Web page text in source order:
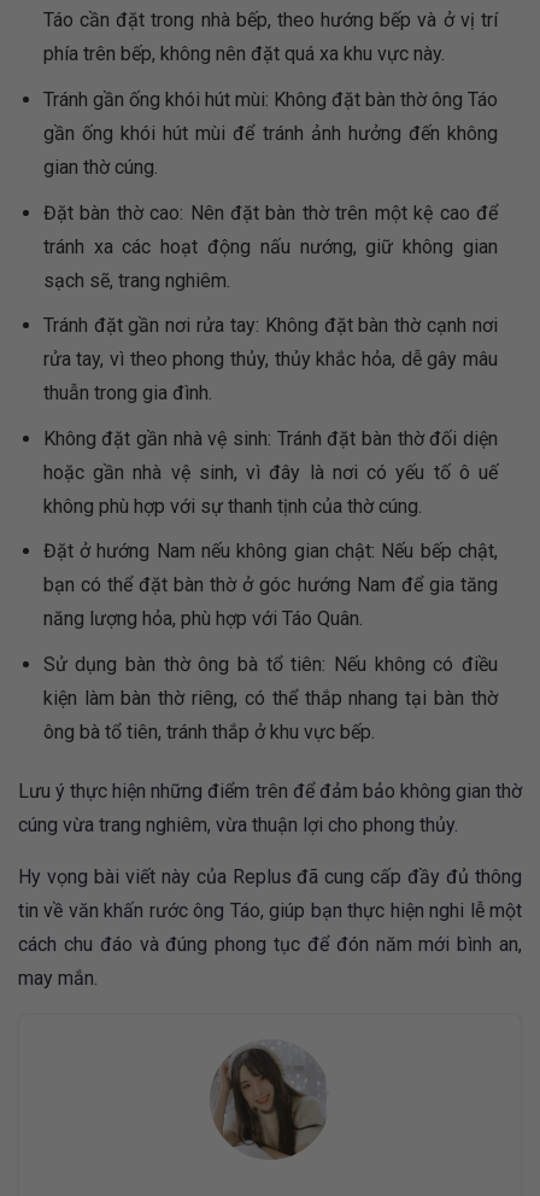
Táo cần đặt trong nhà bếp, theo hướng bếp và ở vị trí
phía trên bếp, không nên đặt quá xa khu vực này.
Tránh gần ống khói hút mùi: Không đặt bàn thờ ông Táo
gần ống khói hút mùi để tránh ảnh hưởng đến không
gian thờ cúng.
Đặt bàn thờ cao: Nên đặt bàn thờ trên một kệ cao để
tránh xa các hoạt động nấu nướng, giữ không gian
sạch sẽ, trang nghiêm.
Tránh đặt gần nơi rửa tay: Không đặt bàn thờ cạnh nơi
rửa tay, vì theo phong thủy, thủy khắc hỏa, dễ gây mâu
thuẫn trong gia đình.
Không đặt gần nhà vệ sinh: Tránh đặt bàn thờ đối diện
hoặc gần nhà vệ sinh, vì đây là nơi có yếu tố ô uế
không phù hợp với sự thanh tịnh của thờ cúng.
Đặt ở hướng Nam nếu không gian chật: Nếu bếp chật,
bạn có thể đặt bàn thờ ở góc hướng Nam để gia tăng
năng lượng hỏa, phù hợp với Táo Quân.
Sử dụng bàn thờ ông bà tổ tiên: Nếu không có điều
kiện làm bàn thờ riêng, có thể thắp nhang tại bàn thờ
ông bà tổ tiên, tránh thắp ở khu vực bếp.
Lưu ý thực hiện những điểm trên để đảm bảo không gian thờ
cúng vừa trang nghiêm, vừa thuận lợi cho phong thủy.
Hy vọng bài viết này của Replus đã cung cấp đầy đủ thông
tin về văn khấn rước ông Táo, giúp bạn thực hiện nghi lễ một
cách chu đáo và đúng phong tục để đón năm mới bình an,
may mắn.